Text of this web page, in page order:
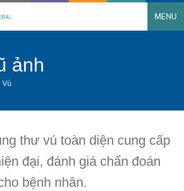
MENU
ảnh
Vú
thư vú toàn diện cung cấp
đại, đánh giá chẩn đoán
bệnh nhân.